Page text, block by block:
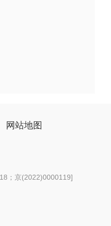
网站地图
；京(2022)0000119]